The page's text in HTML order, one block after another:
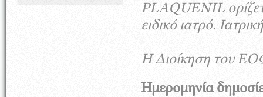
PLAQUENIL
ειδικό ιατρό.
Η Διοίκηση του
Ημερομηνία